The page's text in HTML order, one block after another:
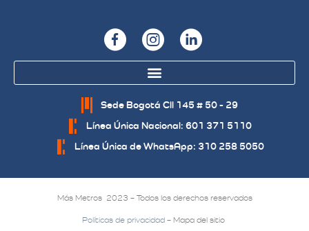
Sede Bogotá Cll 145 # 50 - 29
Línea Única Nacional: 601 371 5110
Línea Única de WhatsApp: 310 258 5050
Más Metros 2023 – Todos los derechos reservados
Políticas de privacidad – Mapa del sitio